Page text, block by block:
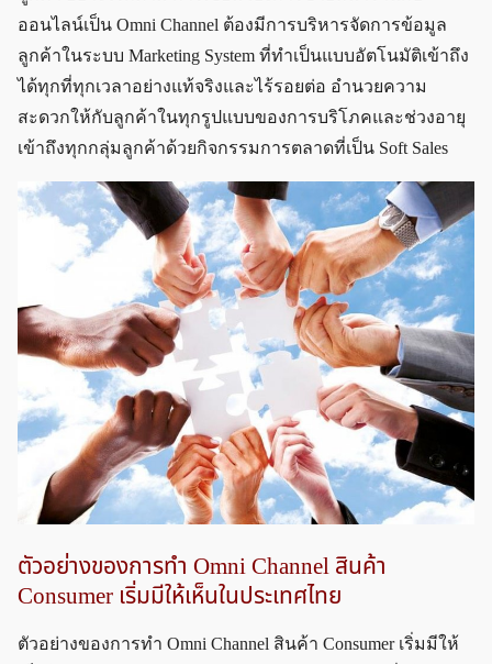
ออนไลน์เป็น Omni Channel ต้องมีการบริหารจัดการข้อมูล
ลูกค้าในระบบ Marketing System ที่ทำเป็นแบบอัตโนมัติเข้าถึง
ได้ทุกที่ทุกเวลาอย่างแท้จริงและไร้รอยต่อ อำนวยความ
สะดวกให้กับลูกค้าในทุกรูปแบบของการบริโภคและช่วงอายุ
เข้าถึงทุกกลุ่มลูกค้าด้วยกิจกรรมการตลาดที่เป็น Soft Sales
ตัวอย่างของการทำ Omni Channel สินค้า
Consumer เริ่มมีให้เห็นในประเทศไทย
ตัวอย่างของการทำ Omni Channel สินค้า Consumer เริ่มมีให้